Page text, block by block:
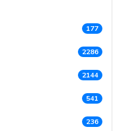
177
2286
2144
541
236